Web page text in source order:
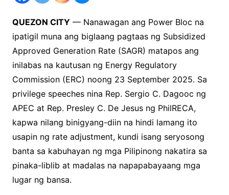
QUEZON CITY — Nanawagan ang Power Bloc na
ipatigil muna ang biglaang pagtaas ng Subsidized
Approved Generation Rate (SAGR) matapos ang
inilabas na kautusan ng Energy Regulatory
Commission (ERC) noong 23 September 2025. Sa
privilege speeches nina Rep. Sergio C. Dagooc ng
APEC at Rep. Presley C. De Jesus ng PhilRECA,
kapwa nilang binigyang-diin na hindi lamang ito
usapin ng rate adjustment, kundi isang seryosong
banta sa kabuhayan ng mga Pilipinong nakatira sa
pinaka-liblib at madalas na napapabayaang mga
lugar ng bansa.